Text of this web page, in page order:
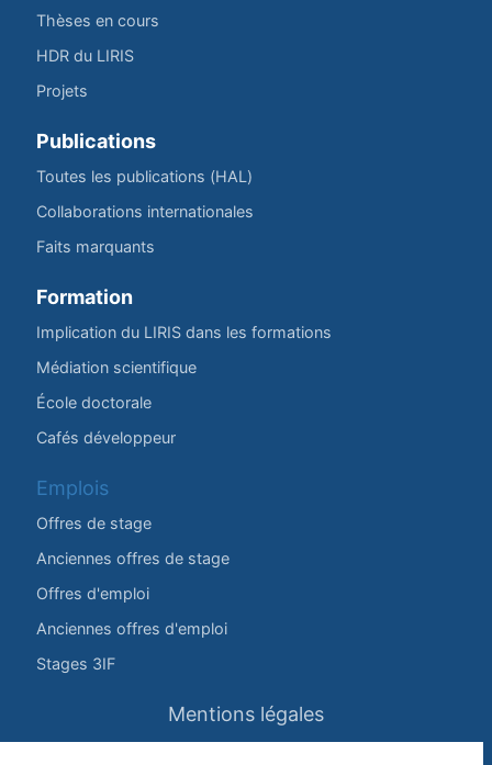
Thèses en cours
HDR du LIRIS
Projets
Publications
Toutes les publications (HAL)
Collaborations internationales
Faits marquants
Formation
Implication du LIRIS dans les formations
Médiation scientifique
École doctorale
Cafés développeur
Emplois
Offres de stage
Anciennes offres de stage
Offres d'emploi
Anciennes offres d'emploi
Stages 3IF
Mentions légales